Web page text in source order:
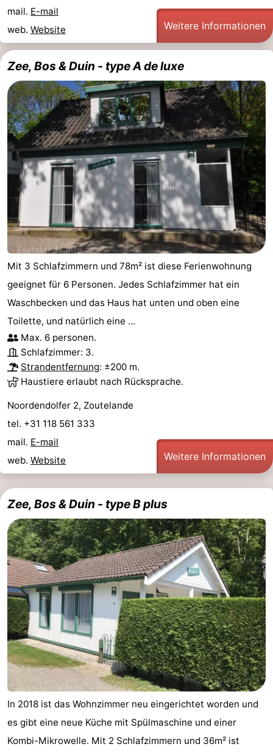
mail. E-mail
web. Website Weitere Informationen
Zee, Bos & Duin - type A de luxe
Mit 3 Schlafzimmern und 78m² ist diese Ferienwohnung
geeignet für 6 Personen. Jedes Schlafzimmer hat ein
Waschbecken und das Haus hat unten und oben eine
Toilette, und natürlich eine ...
Max. 6 personen.
Schlafzimmer: 3.
Strandentfernung: ±200 m.
Haustiere erlaubt nach Rücksprache.
Noordendolfer 2, Zoutelande
tel. +31 118 561 333
mail. E-mail
web. Website Weitere Informationen
Zee, Bos & Duin - type B plus
In 2018 ist das Wohnzimmer neu eingerichtet worden und
es gibt eine neue Küche mit Spülmaschine und einer
Kombi-Mikrowelle. Mit 2 Schlafzimmern und 36m² ist